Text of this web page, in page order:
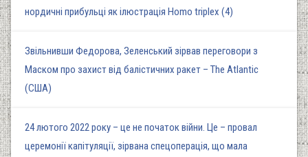
нордичні прибульці як ілюстрація Homo triplex (4)
Звільнивши Федорова, Зеленський зірвав переговори з
Маском про захист від балістичних ракет – The Atlantic
(США)
24 лютого 2022 року – це не початок війни. Це – провал
церемонії капітуляції, зірвана спецоперація, що мала